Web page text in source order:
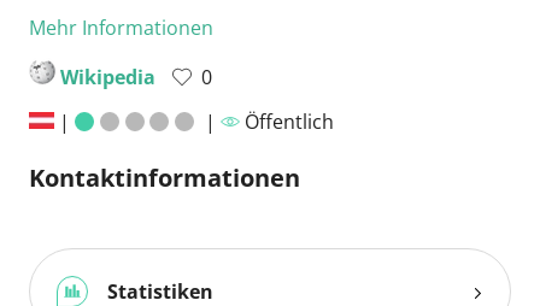
Mehr Informationen
Wikipedia
0
|
| Öffentlich
Kontaktinformationen
Statistiken